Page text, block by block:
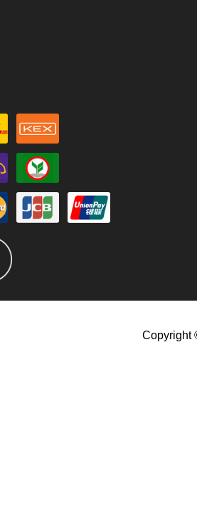
Copyright